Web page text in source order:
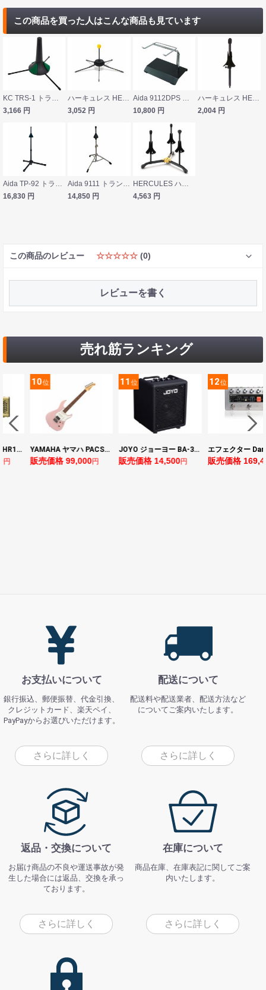
この商品を買った人はこんな商品も見ています
3,166 円
3,052 円
10,800 円
2,004 円
16,830 円
14,850 円
4,563 円
この商品のレビュー ☆☆☆☆☆ (0)
レビューを書く
売れ筋ランキング
YAMAHA ヤマハ PACS+12 ASP Pacifica Standard Plus パシフィカスタンダードプラス エレキギター
11
JOYO ジョーヨー BA-30 VIBE CUBE BLK 30W 小型ベースアンプ Bluetooth+OTGオーディオI/F搭載
販売価格 14,500
12位
エフェクター Darkglass Electronics Anagram ベースエフェクター プリアンプ ダークグラス アナグラム
販売価格 169,400
13
販売価格
お支払いについて
銀行振込、郵便振替、代金引換、
クレジットカード、楽天ペイ、
PayPayからお選びいただけます。
さらに詳しく
配送について
配送料や配送業者、配送方法など
についてご案内いたします。
さらに詳しく
返品・交換について
お届け商品の不良や運送事故が発
生した場合には返品、交換を承っ
ております。
さらに詳しく
在庫について
商品在庫、在庫表記に関してご案
内いたします。
さらに詳しく